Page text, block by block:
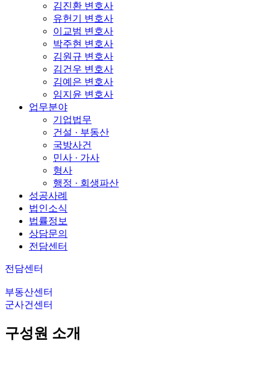
김진환 변호사
유헌기 변호사
이교범 변호사
박주현 변호사
김원규 변호사
김건우 변호사
김예은 변호사
임지윤 변호사
업무분야
기업법무
건설 · 부동산
국방사건
민사 · 가사
형사
행정 · 회생파산
성공사례
법인소식
법률정보
상담문의
전담센터
전담센터
부동산센터
군사건센터
구성원 소개